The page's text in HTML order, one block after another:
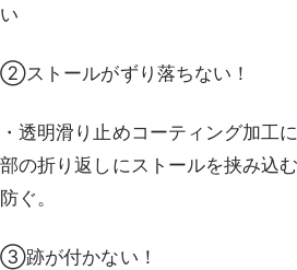
い
②ストールがずり落ちない！
・透明滑り止めコーティング加工
部の折り返しにストールを挟み込
防ぐ。
③跡が付かない！